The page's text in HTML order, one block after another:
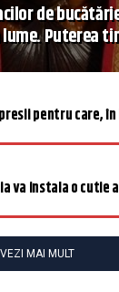
de
Puterea
pentru care, în
va instala o cutie
VEZI MAI MULT